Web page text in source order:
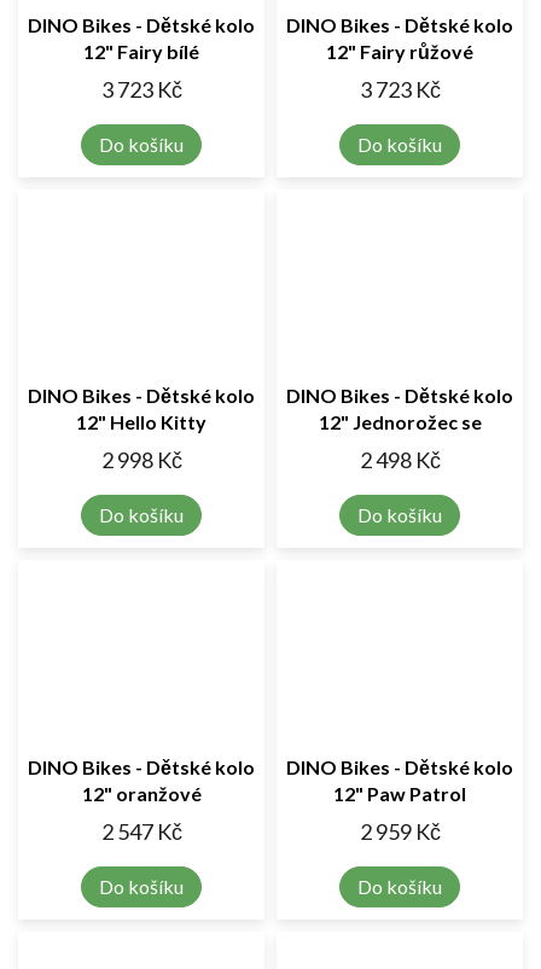
DINO Bikes - Dětské kolo
12" Fairy bílé
3 723 Kč
Do košíku
DINO Bikes - Dětské kolo
12" Fairy růžové
3 723 Kč
Do košíku
DINO Bikes - Dětské kolo
12" Hello Kitty
2 998 Kč
Do košíku
DINO Bikes - Dětské kolo
12" Jednorožec se
sedačkou
2 498 Kč
Do košíku
DINO Bikes - Dětské kolo
12" oranžové
2 547 Kč
Do košíku
DINO Bikes - Dětské kolo
12" Paw Patrol
2 959 Kč
Do košíku